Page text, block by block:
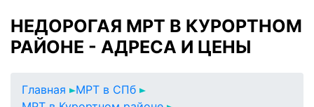
НЕДОРОГАЯ МРТ В КУРОРТНОМ
РАЙОНЕ - АДРЕСА И ЦЕНЫ
Главная
МРТ в СПб